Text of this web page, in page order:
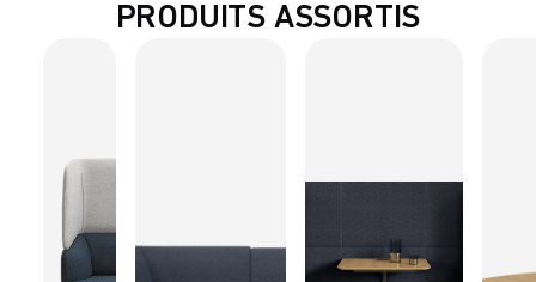
PRODUITS ASSORTIS